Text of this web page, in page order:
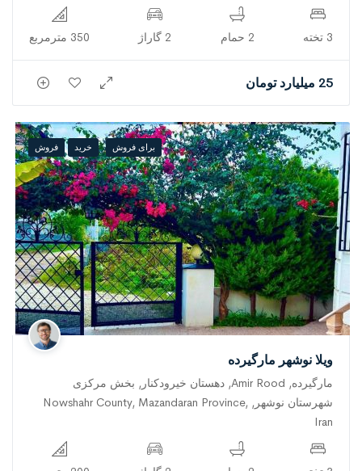
3 تخته 2 حمام 2 گاراژ 350 مترمربع
25 میلیارد تومان
برای فروش خرید فروش
ویلا نوشهر مارگیرده
مارگیرده, Amir Rood, دهستان خیرودکنار, بخش مرکزی
شهرستان نوشهر, Nowshahr County, Mazandaran Province,
Iran